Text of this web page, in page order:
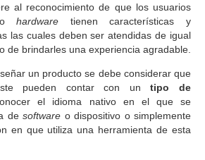
al reconocimiento de que los usuarios
ohardware tienen características y
las cuales deben ser atendidas de igual
de brindarles una experiencia agradable.
un producto se debe considerar que
pueden contar con untipo de
el idioma nativo en el que se
de software o dispositivo o simplemente
en que utiliza una herramienta de esta